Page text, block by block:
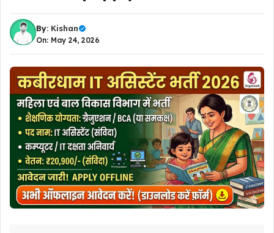
By: Kishan
On: May 24, 2026